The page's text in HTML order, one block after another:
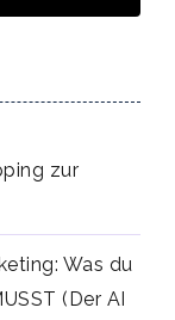
zur
Was du
(Der AI